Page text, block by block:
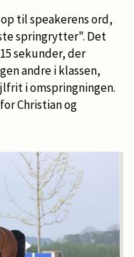
til speakerens ord,
springrytter". Det
sekunder, der
andre i klassen,
i omspringningen.
Christian og